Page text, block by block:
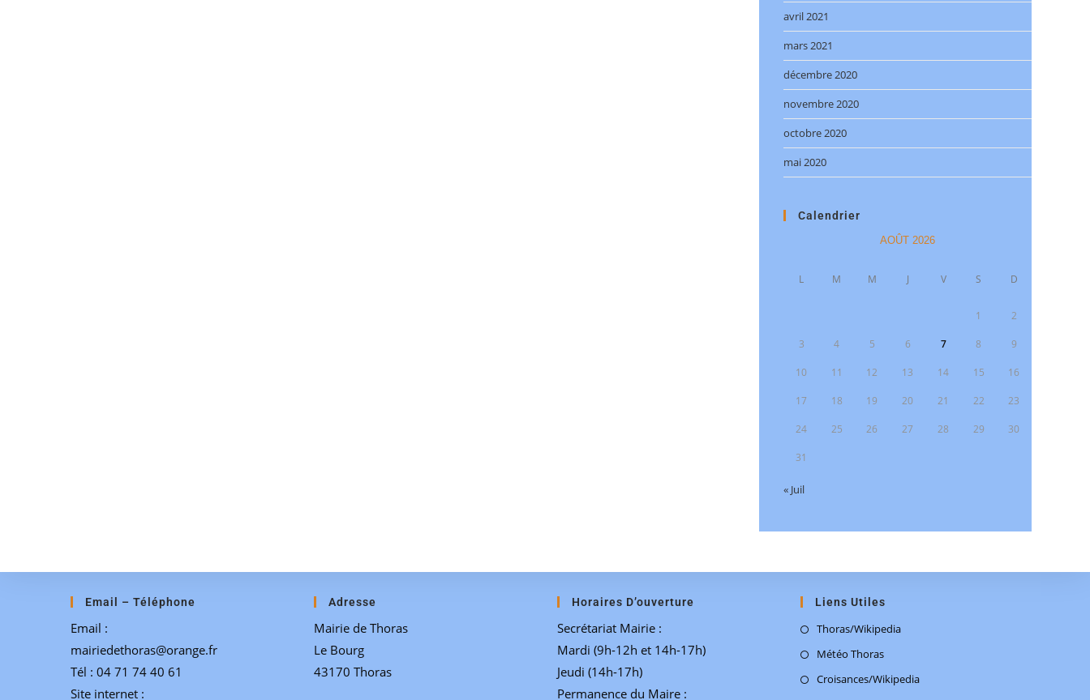
avril 2021
mars 2021
décembre 2020
novembre 2020
octobre 2020
mai 2020
Calendrier
AOÛT 2026
L M M J V S D
1 2
3 4 5 6 7 8 9
10 11 12 13 14 15 16
17 18 19 20 21 22 23
24 25 26 27 28 29 30
31
« Juil
Email – Téléphone
Email :
mairiedethoras@orange.fr
Tél : 04 71 74 40 61
Site internet :
Adresse
Mairie de Thoras
Le Bourg
43170 Thoras
Horaires D’ouverture
Secrétariat Mairie :
Mardi (9h-12h et 14h-17h)
Jeudi (14h-17h)
Permanence du Maire :
Liens Utiles
Thoras/Wikipedia
Météo Thoras
Croisances/Wikipedia